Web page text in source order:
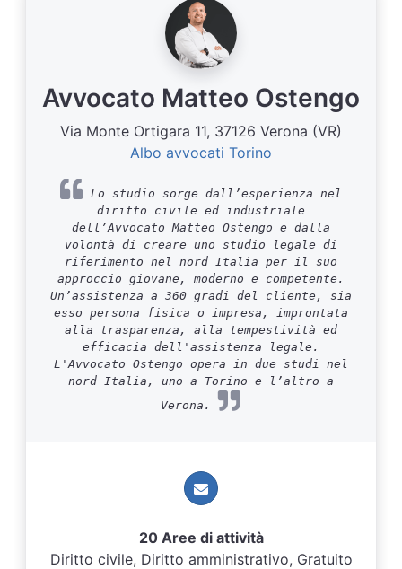
Avvocato Matteo Ostengo
Via Monte Ortigara 11, 37126 Verona (VR)
Albo avvocati Torino
Lo studio sorge dall’esperienza nel
diritto civile ed industriale
dell’Avvocato Matteo Ostengo e dalla
volontà di creare uno studio legale di
riferimento nel nord Italia per il suo
approccio giovane, moderno e competente.
Un’assistenza a 360 gradi del cliente, sia
esso persona fisica o impresa, improntata
alla trasparenza, alla tempestività ed
efficacia dell'assistenza legale.
L'Avvocato Ostengo opera in due studi nel
nord Italia, uno a Torino e l’altro a
Verona.
20 Aree di attività
Diritto civile, Diritto amministrativo, Gratuito